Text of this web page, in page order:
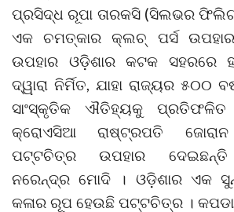
ପ୍ରସିଦ୍ଧ ରୂପା ତାରକସି (ସିଲଭର
ଏକ ଚମତ୍କାର କ୍ଲଚ୍ ପର୍ସ
ଉପହାର ଓଡ଼ିଶାର କଟକ ସହରରେ
ଦ୍ୱାରା ନିର୍ମିତ, ଯାହା ରାଜ୍ୟର ୫୦୦
ସାଂସ୍କୃତିକ ଐତିହ୍ୟକୁ ପ୍ରତିଫଳିତ
କ୍ରୋଏସିଆ ରାଷ୍ଟ୍ରପତି
ପଟ୍ଟଚିତ୍ର ଉପହାର ଦେଇଛନ୍ତି
ନରେନ୍ଦ୍ର ମୋଦି । ଓଡ଼ିଶାର ଏକ
କଳାର ରୂପ ହେଉଛି ପଟ୍ଟଚିତ୍ର ।